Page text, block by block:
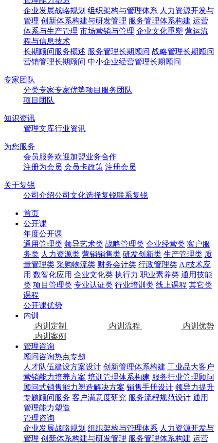
企业发展战略规划 组织架构与管理体系 人力资源开发与
管理 创新体系构建与研发管理 服务管理体系构建 运营
体系与生产管理 市场营销与管理 企业文化重塑 营运流
程与信息技术
长期顾问服务概述 服务管理长期顾问 战略管理长期顾问
营销管理长期顾问 中小企业经营管理长期顾问
专家团队
分类专家专家优势项目服务团队
项目团队
知识资讯
管理文库行业资讯
为您服务
会员服务欢迎加盟业务合作
注册为会员 会员卡政策 注册会员
关于复锐
公司介绍公司文化选择复锐联系复锐
首页
公开课
年度公开课
通用管理类 领导艺术类 战略管理类 企业经营类 客户服
务类 人力资源类 营销销售类 研发创新类 生产管理类 质
量管理类 采购物流类 财务会计类 行政管理类 AI技术应
用 数智化应用 企业文化类 执行力 职业素养类 通用技能
类 项目管理类 专业认证类 行业培训类 线上课程 其它类
课程
公开课优势
内训
内训定制
内训流程
内训优势
内训案例
管理咨询
顾问咨询热点专题
人才队伍建设方案设计 创新管理体系构建 工业品大客户
营销能力培养方案 培训管理体系构建 服务行业管理顾问
顾问式销售能力塑造解决方案 销售手册设计 领导力提升
专题顾问服务 客户满意度研究 服务流程规范设计 通用
管理能力塑造
管理咨询
企业发展战略规划 组织架构与管理体系 人力资源开发与
管理 创新体系构建与研发管理 服务管理体系构建 运营